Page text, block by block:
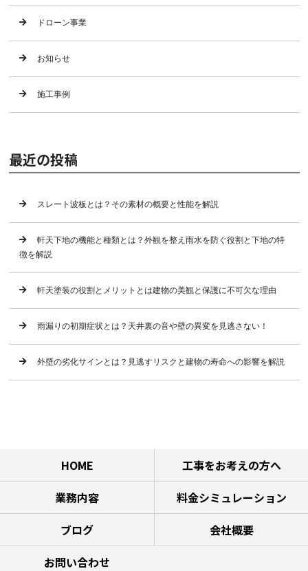
ドローン事業
お知らせ
施工事例
最近の投稿
スレート波板とは？その素材の概要と性能を解説
軒天下地の機能と種類とは？外観を整え雨水を防ぐ役割と下地の特
徴を解説
軒天塗装の役割とメリットとは建物の美観と保護に不可欠な理由
雨漏りの初期症状とは？天井裏の音や壁の異変を見逃さない！
外壁の劣化サインとは？見逃すリスクと建物の寿命への影響を解説
HOME
工事をお考えの方へ
業務内容
料金シミュレーション
ブログ
会社概要
お問い合わせ